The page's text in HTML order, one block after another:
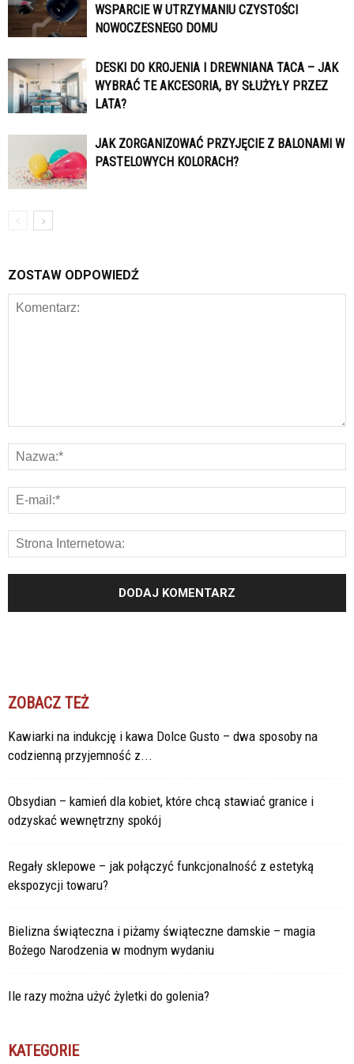
WSPARCIE W UTRZYMANIU CZYSTOŚCI
NOWOCZESNEGO DOMU
DESKI DO KROJENIA I DREWNIANA TACA – JAK
WYBRAĆ TE AKCESORIA, BY SŁUŻYŁY PRZEZ
LATA?
JAK ZORGANIZOWAĆ PRZYJĘCIE Z BALONAMI W
PASTELOWYCH KOLORACH?
ZOSTAW ODPOWIEDŹ
ZOBACZ TEŻ
Kawiarki na indukcję i kawa Dolce Gusto – dwa sposoby na
codzienną przyjemność z...
Obsydian – kamień dla kobiet, które chcą stawiać granice i
odzyskać wewnętrzny spokój
Regały sklepowe – jak połączyć funkcjonalność z estetyką
ekspozycji towaru?
Bielizna świąteczna i piżamy świąteczne damskie – magia
Bożego Narodzenia w modnym wydaniu
Ile razy można użyć żyletki do golenia?
KATEGORIE